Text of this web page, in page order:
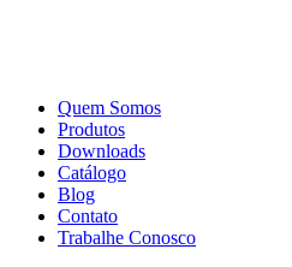
Quem Somos
Produtos
Downloads
Catálogo
Blog
Contato
Trabalhe Conosco